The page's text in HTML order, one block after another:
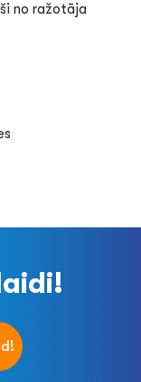
no ražotāja